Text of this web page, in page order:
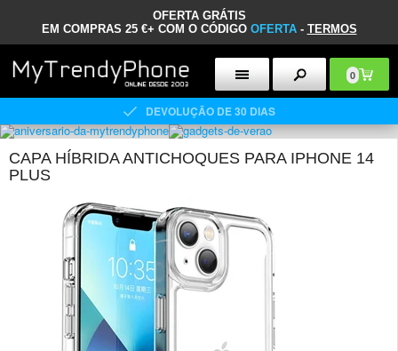
OFERTA GRÁTIS
EM COMPRAS 25 €+ COM O CÓDIGO OFERTA- TERMOS
0
DEVOLUÇÃO DE 30 DIAS
CAPA HÍBRIDA ANTICHOQUES PARA IPHONE 14
PLUS